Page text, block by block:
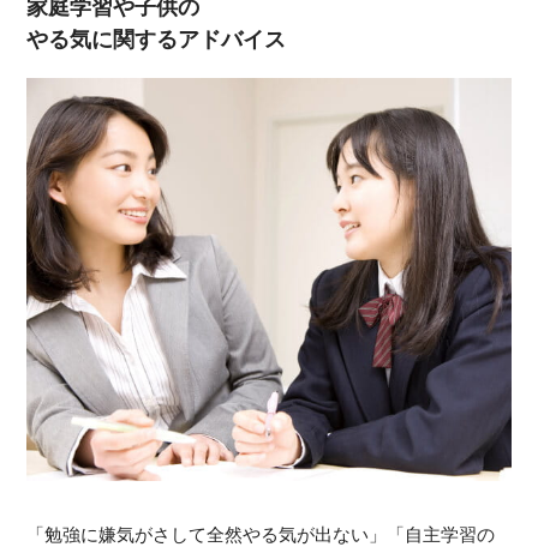
家庭学習や子供の
やる気に関するアドバイス
「勉強に嫌気がさして全然やる気が出ない」「自主学習の